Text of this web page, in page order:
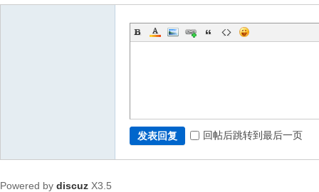
发表回复 回帖后跳转到最后一页
Powered by discuz X3.5